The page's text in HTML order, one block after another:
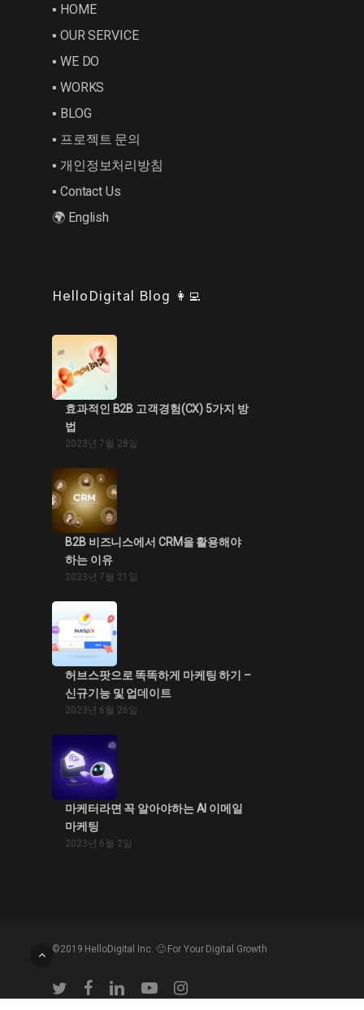
▪︎ HOME
▪︎ OUR SERVICE
▪︎ WE DO
▪︎ WORKS
▪︎ BLOG
▪︎ 프로젝트 문의
▪︎ 개인정보처리방침
▪︎ Contact Us
🌍 English
HelloDigital Blog 👩‍💻
효과적인 B2B 고객경험(CX) 5가지 방
법
2023년 7월 28일
B2B 비즈니스에서 CRM을 활용해야
하는 이유
2023년 7월 21일
허브스팟으로 똑똑하게 마케팅 하기 –
신규기능 및 업데이트
2023년 6월 26일
마케터라면 꼭 알아야하는 AI 이메일
마케팅
2023년 6월 2일
©2019 HelloDigital Inc. 🙂 For Your Digital Growth
twitter facebooklinkedinyoutubeinstagram